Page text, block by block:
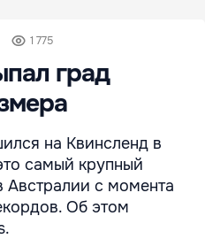
1 775
град
на Квинсленд в
самый крупный
Австралии с момента
Об этом